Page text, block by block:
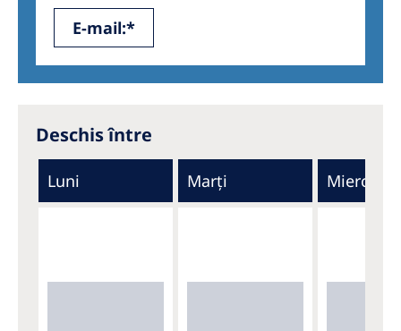
E-mail:*
Deschis între
Luni Marți Miercuri